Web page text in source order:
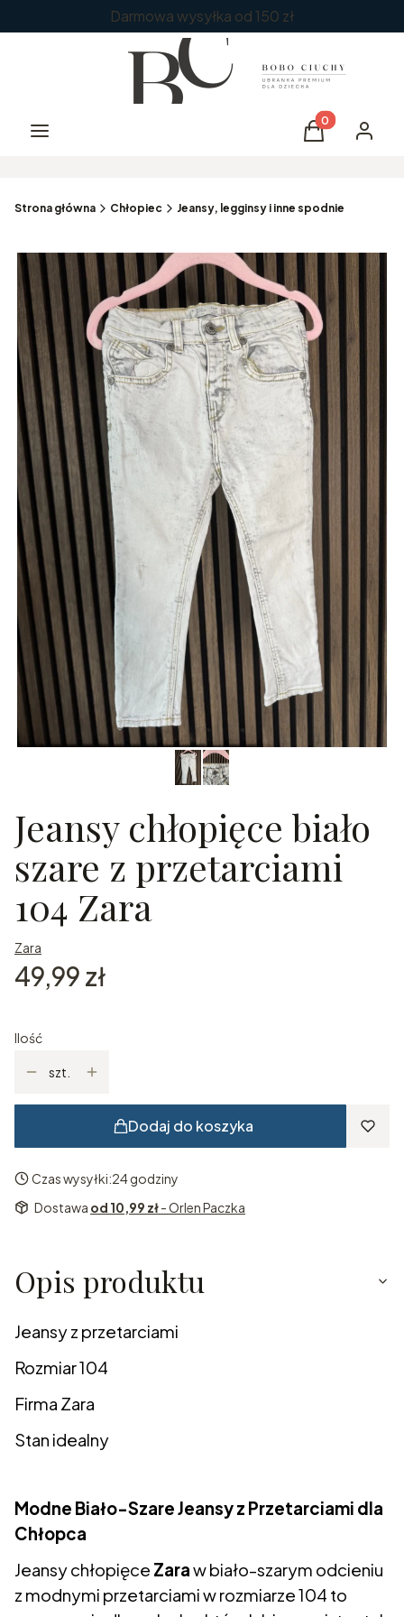
Darmowa wysyłka od 150 zł
Menu Produkty w
Koszyk
Strona główna Chłopiec Jeansy, legginsy i inne spodnie
Jeansy chłopięce biało
szare z przetarciami
104 Zara
Zara
Cena
49,99 zł
Ilość
szt.
Dodaj do koszyka
Czas wysyłki:24 godziny
Dostawa od 10,99 zł- Orlen Paczka
Opis produktu
Jeansy z przetarciami
Rozmiar 104
Firma Zara
Stan idealny
Modne Biało-Szare Jeansy z Przetarciami dla
Chłopca
Jeansy chłopięce Zaraw biało-szarym odcieniu
z modnymi przetarciami w rozmiarze 104 to